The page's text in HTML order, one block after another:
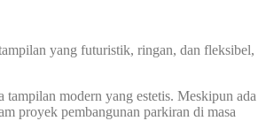
yang futuristik, ringan, dan fleksibel,
modern yang estetis. Meskipun ada
proyek pembangunan parkiran di masa